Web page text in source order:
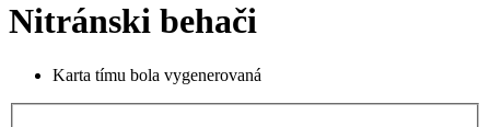
Nitránski behači
Karta tímu bola vygenerovaná